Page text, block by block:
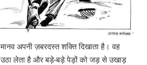
मानव अपनी ज़बरदस्त शक्ति दिखाता है। वह
उठा लेता है और बड़े-बड़े पेड़ों को जड़ से उखाड़